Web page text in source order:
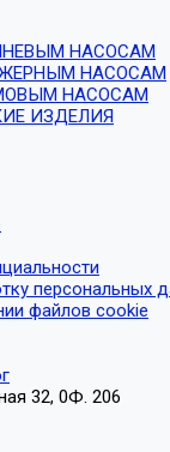
НАСОСАМ
НАСОСАМ
НАСОСАМ
ИЗДЕЛИЯ
персональных
файлов cookie
32, 0Ф. 206